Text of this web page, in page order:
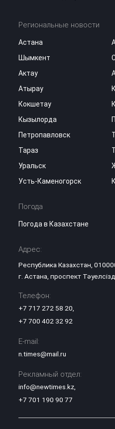
Региональные новости
Астана
Шымкент
Актау
Атырау
Кокшетау
Кызылорда
Петропавловск
Тараз
Уральск
Усть-Каменогорск
Погода
Погода в Казахстане
Адрес:
Республика Казахстан,
г. Астана, проспект
Телефон:
+7 717 272 58 20
+7 700 402 32 92
E-mail:
n.times@mail.ru
Рекламный отдел:
info@newtimes.kz,
+7 701 190 90 77